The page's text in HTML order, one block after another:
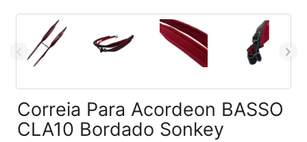
Correia Para Acordeon BASSO
CLA10 Bordado Sonkey